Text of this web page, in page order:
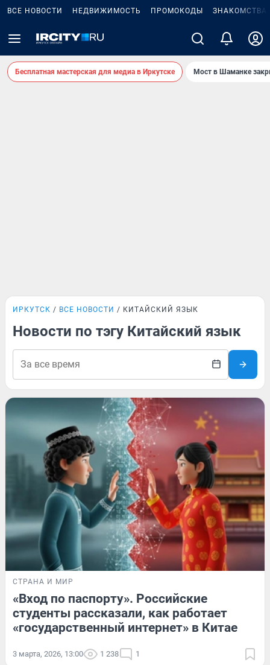
ВСЕ НОВОСТИ НЕДВИЖИМОСТЬ ПРОМОКОДЫ ЗНАКОМСТВА
Бесплатная мастерская для медиа в Иркутске Мост в Шаманке
ИРКУТСК ВСЕ НОВОСТИ КИТАЙСКИЙ ЯЗЫК
Новости по тэгу Китайский язык
СТРАНА И МИР
«Вход по паспорту». Российские
студенты рассказали, как работает
«государственный интернет» в Китае
3 марта, 2026, 13:00 1 238 1